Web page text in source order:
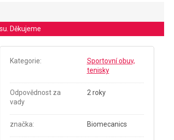
Děkujeme
Kategorie:
Sportovní obuv,
tenisky
Odpovědnost za
vady
2 roky
značka: Biomecanics